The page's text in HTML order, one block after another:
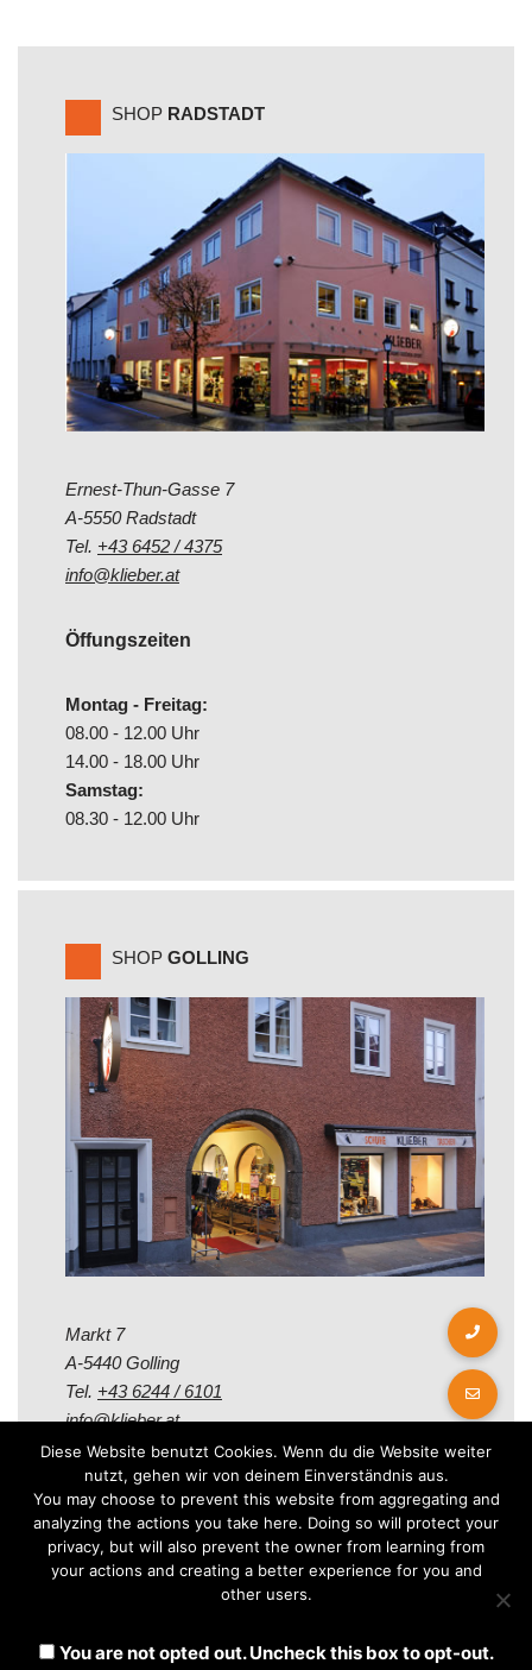
SHOP RADSTADT
Ernest-Thun-Gasse 7
A-5550 Radstadt
Tel. +43 6452 / 4375
info@klieber.at
Öffungszeiten
Montag - Freitag:
08.00 - 12.00 Uhr
14.00 - 18.00 Uhr
Samstag:
08.30 - 12.00 Uhr
SHOP GOLLING
Markt 7
A-5440 Golling
Tel. +43 6244 / 6101
info@klieber.at
Öffungszeiten
Montag - Freitag:
08.00 - 12.00 Uhr
08.30 - 12.30 Uhr
Diese Website benutzt Cookies. Wenn du die Website weiter
nutzt, gehen wir von deinem Einverständnis aus.
You may choose to prevent this website from aggregating and
analyzing the actions you take here. Doing so will protect your
privacy, but will also prevent the owner from learning from
your actions and creating a better experience for you and
other users.
You are not opted out. Uncheck this box to opt-out.